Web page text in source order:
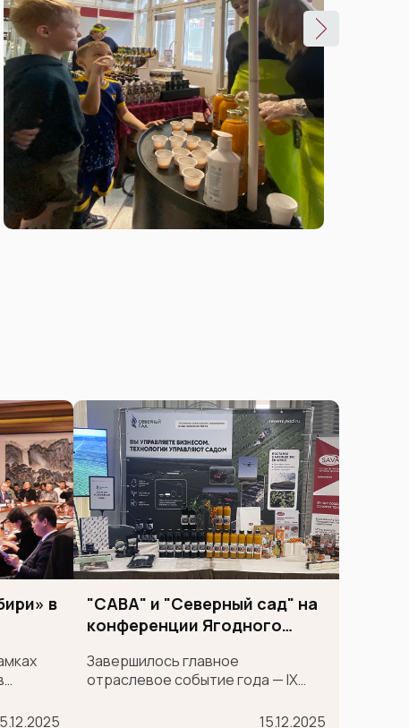
в
"САВА" и "Северный сад" на
конференции Ягодного
Завершилось главное
отраслевое событие года — IX
15.12.2025